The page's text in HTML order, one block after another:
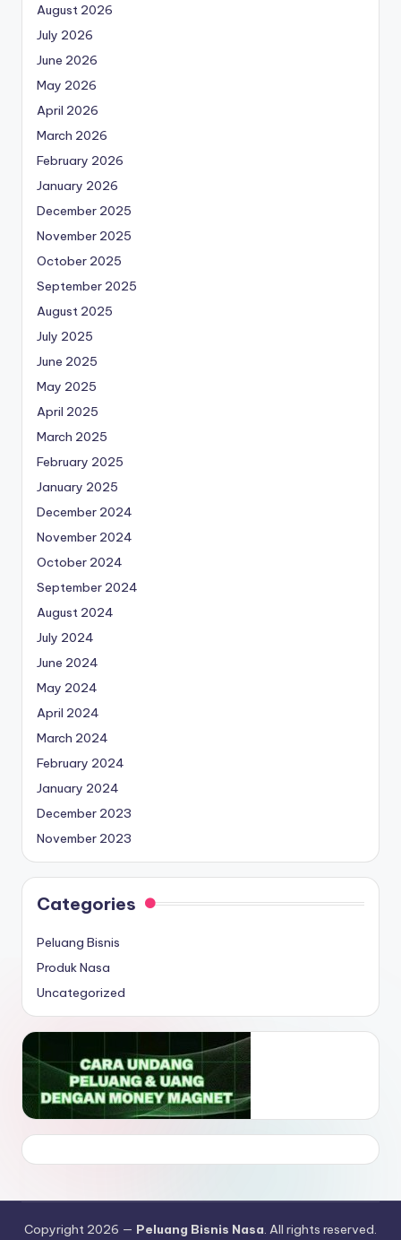
August 2026
July 2026
June 2026
May 2026
April 2026
March 2026
February 2026
January 2026
December 2025
November 2025
October 2025
September 2025
August 2025
July 2025
June 2025
May 2025
April 2025
March 2025
February 2025
January 2025
December 2024
November 2024
October 2024
September 2024
August 2024
July 2024
June 2024
May 2024
April 2024
March 2024
February 2024
January 2024
December 2023
November 2023
Categories
Peluang Bisnis
Produk Nasa
Uncategorized
Copyright 2026 — Peluang Bisnis Nasa. All rights reserved.